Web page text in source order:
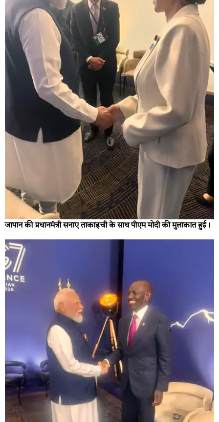
जापान की प्रधानमंत्री सनाए ताकाइची के साथ पीएम मोदी की मुलाकात हुई।